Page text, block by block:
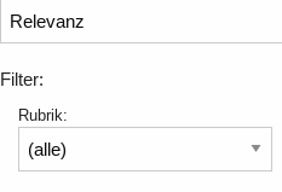
Filter:
Rubrik: